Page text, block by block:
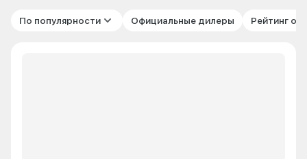
По популярности Официальные дилеры Рейтинг